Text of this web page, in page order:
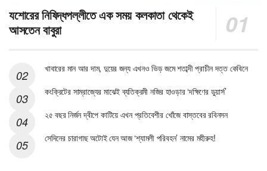
যশোরের নিষিদ্ধপল্লীতে এক সময় কলকাতা থেকেই
আসতেন বাবুরা
খাবারের মান আর দাম, দুয়ের জন্য এখনও ভিড় জমে শতাব্দী প্রাচীন দত্ত কেবিনে
কংক্রিটের সাম্রাজ্যের মাঝেই ব্যতিক্রমী নজির হাওড়ার ‘দক্ষিণের ডুয়ার্স’
২৫ বছর নির্জন দ্বীপে কাটিয়ে এখন প্রতিবেশীর খোঁজে বাস্তবের রবিনসন
সেদিনের চারাগাছ অটোই যেন আজ ‘শ্যামলী পরিবহন’ নামের মহীরুহ!